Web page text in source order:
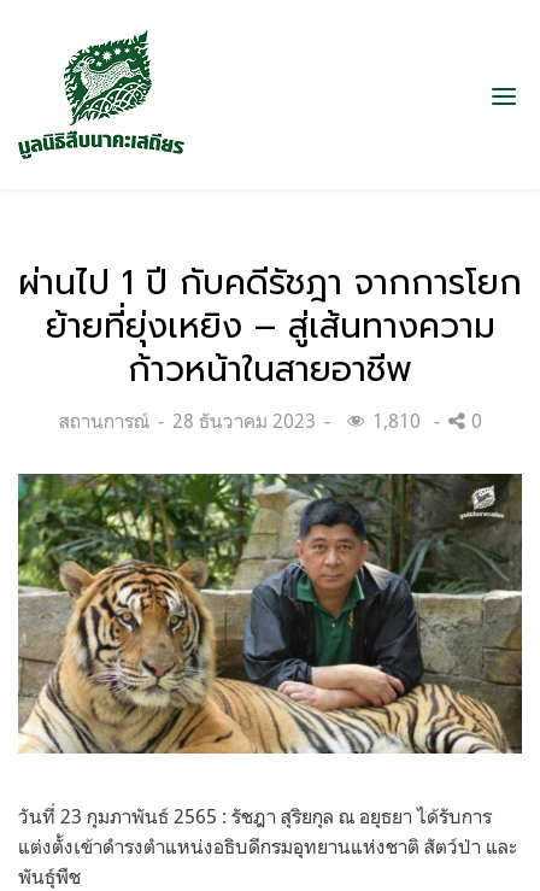
ผ่านไป 1 ปี กับคดีรัชฎา จากการโยก
ย้ายที่ยุ่งเหยิง – สู่เส้นทางความ
ก้าวหน้าในสายอาชีพ
Categories:
สถานการณ์
Posted
28 ธันวาคม 2023 1,810 0
วันที่ 23 กุมภาพันธ์ 2565 : รัชฎา สุริยกุล ณ อยุธยา ได้รับการ
แต่งตั้งเข้าดำรงตำแหน่งอธิบดีกรมอุทยานแห่งชาติ สัตว์ป่า และ
พันธุ์พืช